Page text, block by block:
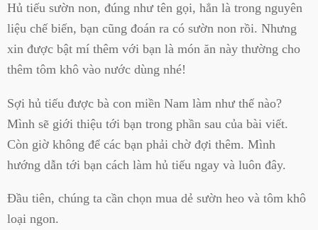
Hủ tiếu sườn non, đúng như tên gọi, hẳn là trong nguyên
liệu chế biến, bạn cũng đoán ra có sườn non rồi. Nhưng
xin được bật mí thêm với bạn là món ăn này thường cho
thêm tôm khô vào nước dùng nhé!
Sợi hủ tiếu được bà con miền Nam làm như thế nào?
Mình sẽ giới thiệu tới bạn trong phần sau của bài viết.
Còn giờ không để các bạn phải chờ đợi thêm. Mình
hướng dẫn tới bạn cách làm hủ tiếu ngay và luôn đây.
Đầu tiên, chúng ta cần chọn mua dẻ sườn heo và tôm khô
loại ngon.